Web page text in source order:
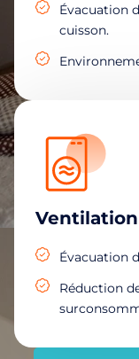
Évacuation
cuisson.
Évacuation
Réduction